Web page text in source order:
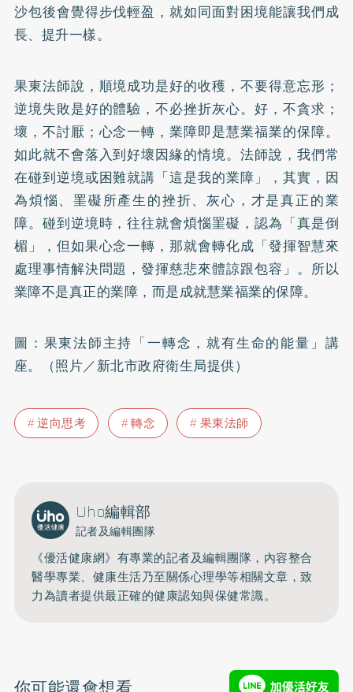
沙包後會覺得步伐輕盈，就如同面對困境能讓我們成
長、提升一樣。
果東法師說，順境成功是好的收穫，不要得意忘形；
逆境失敗是好的體驗，不必挫折灰心。好，不貪求；
壞，不討厭；心念一轉，業障即是慧業福業的保障。
如此就不會落入到好壞因緣的情境。法師說，我們常
在碰到逆境或困難就講「這是我的業障」，其實，因
為煩惱、罣礙所產生的挫折、灰心，才是真正的業
障。碰到逆境時，往往就會煩惱罣礙，認為「真是倒
楣」，但如果心念一轉，那就會轉化成「發揮智慧來
處理事情解決問題，發揮慈悲來體諒跟包容」。所以
業障不是真正的業障，而是成就慧業福業的保障。
圖：果東法師主持「一轉念，就有生命的能量」講
座。（照片／新北市政府衛生局提供）
逆向思考 轉念 果東法師
Uho編輯部
記者及編輯團隊
《優活健康網》有專業的記者及編輯團隊，內容整合
醫學專業、健康生活乃至關係心理學等相關文章，致
力為讀者提供最正確的健康認知與保健常識。